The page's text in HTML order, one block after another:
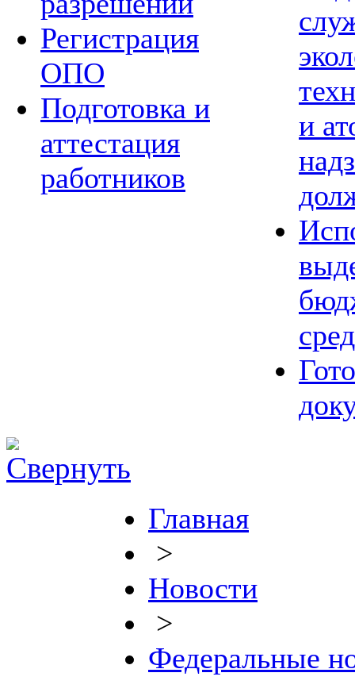
Регистрация
ОПО
Подготовка и
аттестация
работников
и
Главная
>
Новости
>
Федеральные